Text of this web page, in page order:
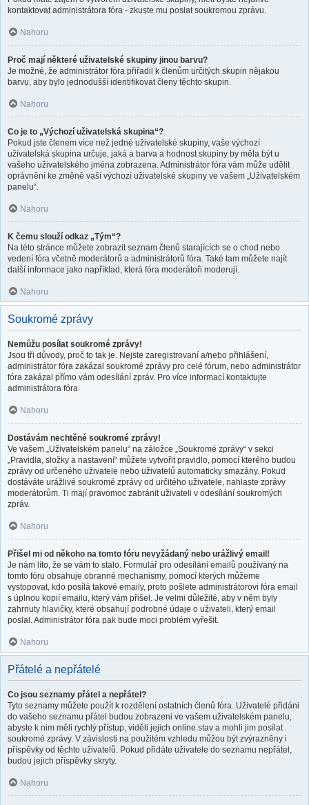
kontaktovat administrátora fóra - zkuste mu poslat soukromou zprávu.
Nahoru
Proč mají některé uživatelské skupiny jinou barvu?
Je možné, že administrátor fóra přiřadil k členům určitých skupin nějakou
barvu, aby bylo jednodušší identifikovat členy těchto skupin.
Nahoru
Co je to „Výchozí uživatelská skupina“?
Pokud jste členem více než jedné uživatelské skupiny, vaše výchozí
uživatelská skupina určuje, jaká a barva a hodnost skupiny by měla být u
vašeho uživatelského jména zobrazena. Administrátor fóra vám může udělit
oprávnění ke změně vaší výchozí uživatelské skupiny ve vašem „Uživatelském
panelu“.
Nahoru
K čemu slouží odkaz „Tým“?
Na této stránce můžete zobrazit seznam členů starajících se o chod nebo
vedení fóra včetně moderátorů a administrátorů fóra. Také tam můžete najít
další informace jako například, která fóra moderátoři moderují.
Nahoru
Soukromé zprávy
Nemůžu posílat soukromé zprávy!
Jsou tři důvody, proč to tak je. Nejste zaregistrovaní a/nebo přihlášení,
administrátor fóra zakázal soukromé zprávy pro celé fórum, nebo administrátor
fóra zakázal přímo vám odesílání zpráv. Pro více informací kontaktujte
administrátora fóra.
Nahoru
Dostávám nechtěné soukromé zprávy!
Ve vašem „Uživatelském panelu“ na záložce „Soukromé zprávy“ v sekci
„Pravidla, složky a nastavení“ můžete vytvořit pravidlo, pomocí kterého budou
zprávy od určeného uživatele nebo uživatelů automaticky smazány. Pokud
dostáváte urážlivé soukromé zprávy od určitého uživatele, nahlaste zprávy
moderátorům. Ti mají pravomoc zabránit uživateli v odesílání soukromých
zpráv.
Nahoru
Přišel mi od někoho na tomto fóru nevyžádaný nebo urážlivý email!
Je nám líto, že se vám to stalo. Formulář pro odesílání emailů používaný na
tomto fóru obsahuje obranné mechanismy, pomocí kterých můžeme
vystopovat, kdo posílá takové emaily, proto pošlete administrátorovi fóra email
s úplnou kopií emailu, který vám přišel. Je velmi důležité, aby v něm byly
zahrnuty hlavičky, které obsahují podrobné údaje o uživateli, který email
poslal. Administrátor fóra pak bude moci problém vyřešit.
Nahoru
Přátelé a nepřátelé
Co jsou seznamy přátel a nepřátel?
Tyto seznamy můžete použít k rozdělení ostatních členů fóra. Uživatelé přidáni
do vašeho seznamu přátel budou zobrazeni ve vašem uživatelském panelu,
abyste k nim měli rychlý přístup, viděli jejich online stav a mohli jim posílat
soukromé zprávy. V závislosti na použitém vzhledu můžou být zvýrazněny i
příspěvky od těchto uživatelů. Pokud přidáte uživatele do seznamu nepřátel,
budou jejich příspěvky skryty.
Nahoru